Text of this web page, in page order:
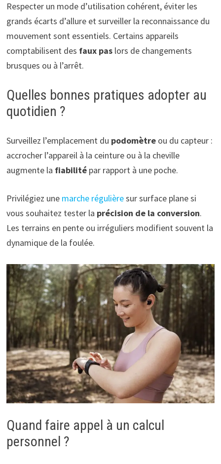
Respecter un mode d’utilisation cohérent, éviter les
grands écarts d’allure et surveiller la reconnaissance du
mouvement sont essentiels. Certains appareils
comptabilisent des faux paslors de changements
brusques ou à l’arrêt.
Quelles bonnes pratiques adopter au
quotidien ?
Surveillez l’emplacement du podomètreou du capteur :
accrocher l’appareil à la ceinture ou à la cheville
augmente la fiabilitépar rapport à une poche.
Privilégiez une marche régulièresur surface plane si
vous souhaitez tester la précision de la conversion.
Les terrains en pente ou irréguliers modifient souvent la
dynamique de la foulée.
Quand faire appel à un calcul
personnel ?